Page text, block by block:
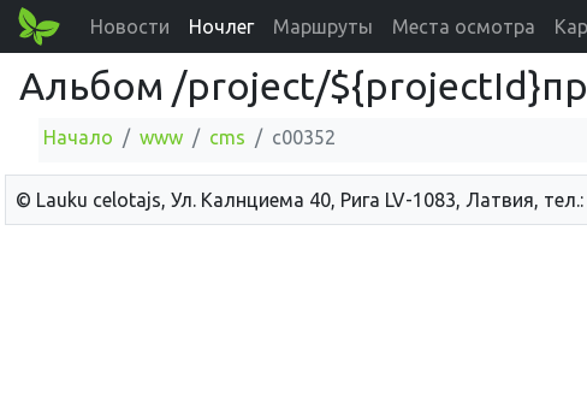
Новости Ночлег Маршруты Места осмотра
Альбом /project/
Начало www cms c00352
© Lauku сelotajs, Ул. Калнциема 40, Рига LV-1083, Латвия,